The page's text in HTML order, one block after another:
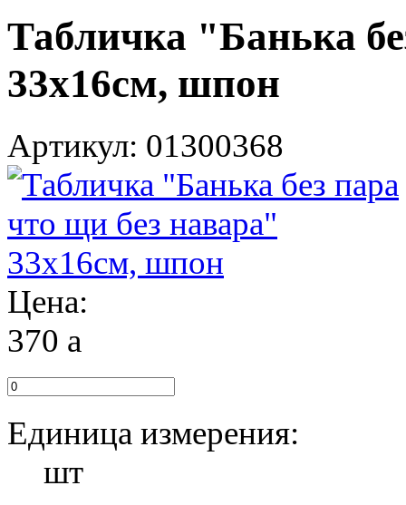
Табличка "Банька
33х16см, шпон
Артикул: 01300368
Цена:
370 a
Единица измерения:
шт